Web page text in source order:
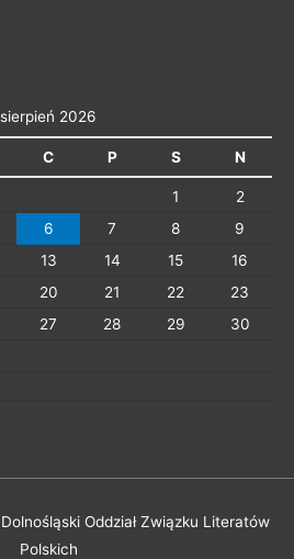
sierpień 2026
C P S N
1
2
6 7 8
9
13 14 15
16
20 21 22
23
27 28 29
30
Dolnośląski Oddział Związku Literatów
Polskich